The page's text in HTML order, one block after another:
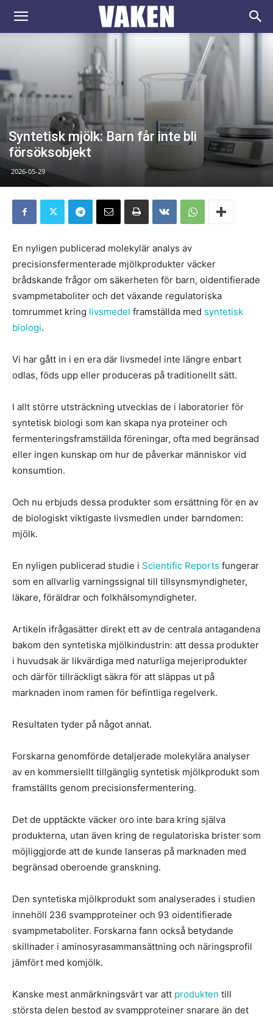
VAKEN.se
Syntetisk mjölk: Barn får inte bli
försöksobjekt
2026-05-29
En nyligen publicerad molekylär analys av
precisionsfermenterade mjölkprodukter väcker
brådskande frågor om säkerheten för barn, oidentifierade
svampmetaboliter och det växande regulatoriska
tomrummet kring livsmedel framställda med syntetisk
biologi.
Vi har gått in i en era där livsmedel inte längre enbart
odlas, föds upp eller produceras på traditionellt sätt.
I allt större utsträckning utvecklas de i laboratorier för
syntetisk biologi som kan skapa nya proteiner och
fermenteringsframställda föreningar, ofta med begränsad
eller ingen kunskap om hur de påverkar människor vid
konsumtion.
Och nu erbjuds dessa produkter som ersättning för en av
de biologiskt viktigaste livsmedlen under barndomen:
mjölk.
En nyligen publicerad studie i Scientific Reports fungerar
som en allvarlig varningssignal till tillsynsmyndigheter,
läkare, föräldrar och folkhälsomyndigheter.
Artikeln ifrågasätter direkt ett av de centrala antagandena
bakom den syntetiska mjölkindustrin: att dessa produkter
i huvudsak är likvärdiga med naturliga mejeriprodukter
och därför tillräckligt säkra för att släppas ut på
marknaden inom ramen för befintliga regelverk.
Resultaten tyder på något annat.
Forskarna genomförde detaljerade molekylära analyser
av en kommersiellt tillgänglig syntetisk mjölkprodukt som
framställts genom precisionsfermentering.
Det de upptäckte väcker oro inte bara kring själva
produkterna, utan även kring de regulatoriska brister som
möjliggjorde att de kunde lanseras på marknaden med
begränsad oberoende granskning.
Den syntetiska mjölkprodukt som analyserades i studien
innehöll 236 svampproteiner och 93 oidentifierade
svampmetaboliter. Forskarna fann också betydande
skillnader i aminosyrasammansättning och näringsprofil
jämfört med komjölk.
Kanske mest anmärkningsvärt var att produkten till
största delen bestod av svampproteiner snarare än det